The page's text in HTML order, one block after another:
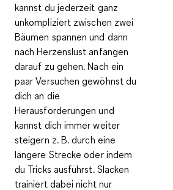
kannst du jederzeit ganz
unkompliziert zwischen zwei
Bäumen spannen und dann
nach Herzenslust anfangen
darauf zu gehen. Nach ein
paar Versuchen gewöhnst du
dich an die
Herausforderungen und
kannst dich immer weiter
steigern z. B. durch eine
längere Strecke oder indem
du Tricks ausführst. Slacken
trainiert dabei nicht nur